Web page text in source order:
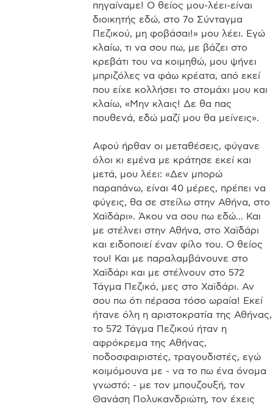
πηγαίναμε! Ο θείος μου-λέει-είναι
διοικητής εδώ, στο 7ο Σύνταγμα
Πεζικού, μη φοβάσαι!» μου λέει. Εγώ
κλαίω, τι να σου πω, με βάζει στο
κρεβάτι του να κοιμηθώ, μου ψήνει
μπριζόλες να φάω κρέατα, από εκεί
που είχε κολλήσει το στομάχι μου και
κλαίω, «Μην κλαις! Δε θα πας
πουθενά, εδώ μαζί μου θα μείνεις».
Αφού ήρθαν οι μεταθέσεις, φύγανε
όλοι κι εμένα με κράτησε εκεί και
μετά, μου λέει: «Δεν μπορώ
παραπάνω, είναι 40 μέρες, πρέπει να
φύγεις, θα σε στείλω στην Αθήνα, στο
Χαϊδάρι». Άκου να σου πω εδώ... Και
με στέλνει στην Αθήνα, στο Χαϊδάρι
και ειδοποιεί έναν φίλο του. Ο θείος
του! Και με παραλαμβάνουνε στο
Χαϊδάρι και με στέλνουν στο 572
Τάγμα Πεζικό, μες στο Χαϊδάρι. Αν
σου πω ότι πέρασα τόσο ωραία! Εκεί
ήτανε όλη η αριστοκρατία της Αθήνας,
το 572 Τάγμα Πεζικού ήταν η
αφρόκρεμα της Αθήνας,
ποδοσφαιριστές, τραγουδιστές, εγώ
κοιμόμουνα με - να το πω ένα όνομα
γνωστό; - με τον μπουζουξή, τον
Θανάση Πολυκανδριώτη, τον έχεις